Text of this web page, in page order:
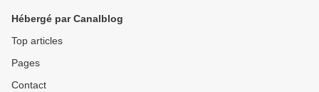
Hébergé par Canalblog
Top articles
Pages
Contact